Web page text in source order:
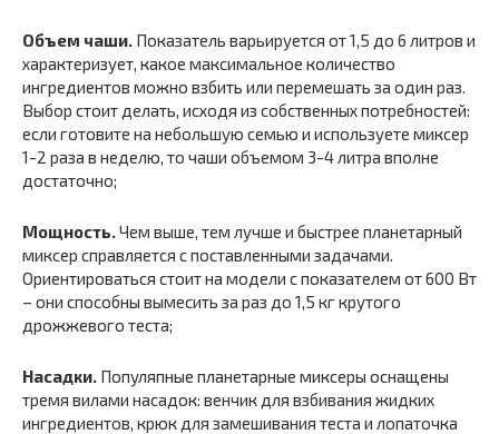
Объем чаши. Показатель варьируется от 1,5 до 6 литров и
характеризует, какое максимальное количество
ингредиентов можно взбить или перемешать за один раз.
Выбор стоит делать, исходя из собственных потребностей:
если готовите на небольшую семью и используете миксер
1-2 раза в неделю, то чаши объемом 3-4 литра вполне
достаточно;
Мощность. Чем выше, тем лучше и быстрее планетарный
миксер справляется с поставленными задачами.
Ориентироваться стоит на модели с показателем от 600 Вт
– они способны вымесить за раз до 1,5 кг крутого
дрожжевого теста;
Насадки. Популяпные планетарные миксеры оснащены
тремя вилами насадок: венчик для взбивания жидких
ингредиентов, крюк для замешивания теста и лопаточка